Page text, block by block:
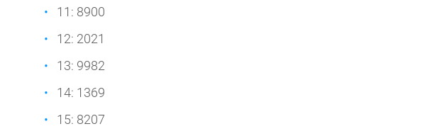
11: 8900
12: 2021
13: 9982
14: 1369
15: 8207